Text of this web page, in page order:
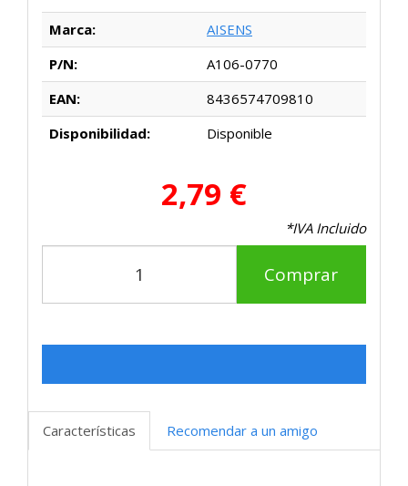
Marca:
AISENS
P/N:
A106-0770
EAN:
8436574709810
Disponibilidad:
Disponible
2,79 €
*IVA Incluido
Comprar
Características Recomendar a un amigo